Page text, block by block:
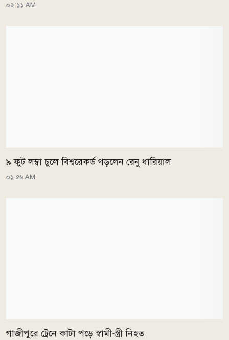
০২:১১ AM
৯ ফুট লম্বা চুলে বিশ্বরেকর্ড গড়লেন রেনু ধারিয়াল
০১:৫৬ AM
গাজীপুরে ট্রেনে কাটা পড়ে স্বামী-স্ত্রী নিহত